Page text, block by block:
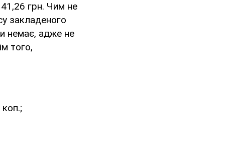
грн. Чим не
закладеного
немає, адже не
того,